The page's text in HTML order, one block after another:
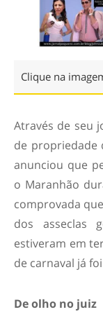
Clique na
Através de seu
de propriedade
anunciou que
o Maranhão
comprovada
dos asseclas
estiveram em
de carnaval já
De olho no juiz